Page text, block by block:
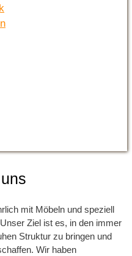
mit Möbeln und speziell
Ziel ist es, in den immer
Struktur zu bringen und
Wir haben